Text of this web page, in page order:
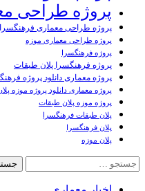
پروژه طراحی
پروژه طراحی معماری فرهنگسرا
پروژه طراحی معماری موزه
پروژه فرهنگسرا
پروژه فرهنگسرا پلان طبقات
پروژه معماری دانلود پروژه
پروژه معماری دانلود پروژه موزه
پروژه موزه پلان طبقات
پلان طبقات فرهنگسرا
پلان فرهنگسرا
پلان موزه
جستجو
برای: